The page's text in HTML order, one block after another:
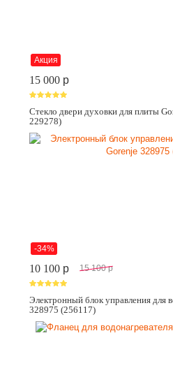
Акция
15 000 p
Стекло двери духовки для плиты
229278)
-34%
10 100 p 15 100 p
Электронный блок управления для
328975 (256117)